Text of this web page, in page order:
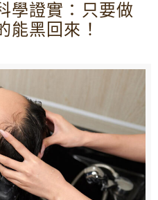
學證實：只要做
能黑回來！